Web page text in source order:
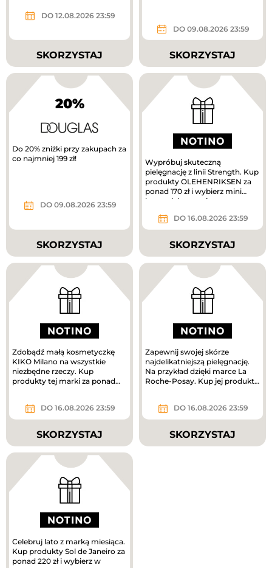
DO 12.08.2026 23:59
SKORZYSTAJ
DO 09.08.2026 23:59
SKORZYSTAJ
20%
Do 20% zniżki przy zakupach za
co najmniej 199 zł!
DO 09.08.2026 23:59
SKORZYSTAJ
Wypróbuj skuteczną
pielęgnację z linii Strength. Kup
produkty OLEHENRIKSEN za
ponad 170 zł i wybierz mini
krem pielęgnacyjny w
DO 16.08.2026 23:59
SKORZYSTAJ
Zdobądź małą kosmetyczkę
KIKO Milano na wszystkie
niezbędne rzeczy. Kup
produkty tej marki za ponad
DO 16.08.2026 23:59
SKORZYSTAJ
Zapewnij swojej skórze
najdelikatniejszą pielęgnację.
Na przykład dzięki marce La
Roche-Posay. Kup jej produkty
DO 16.08.2026 23:59
SKORZYSTAJ
Celebruj lato z marką miesiąca.
Kup produkty Sol de Janeiro za
ponad 220 zł i wybierz w